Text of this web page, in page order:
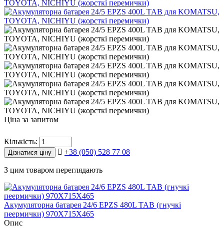
Ціна за запитом
Кількість:
Дізнатися ціну +38 (050) 528 77 08
З цим товаром переглядають
Акумуляторна батарея 24/6 EPZS 480L ТАВ (гнучкі
пеермички) 970Х715Х465
Опис